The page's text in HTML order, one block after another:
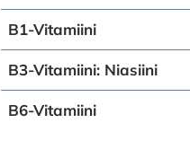
B1-Vitamiini
B3-Vitamiini: Niasiini
B6-Vitamiini